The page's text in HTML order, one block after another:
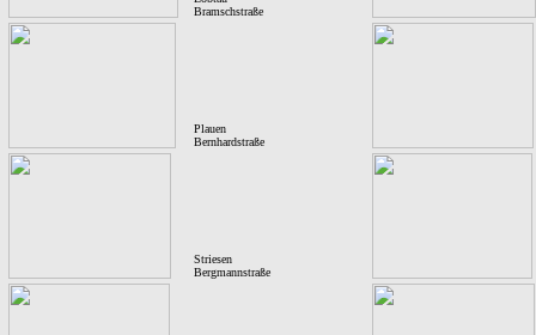
Bramschstraße
Plauen
Bernhardstraße
Striesen
Bergmannstraße